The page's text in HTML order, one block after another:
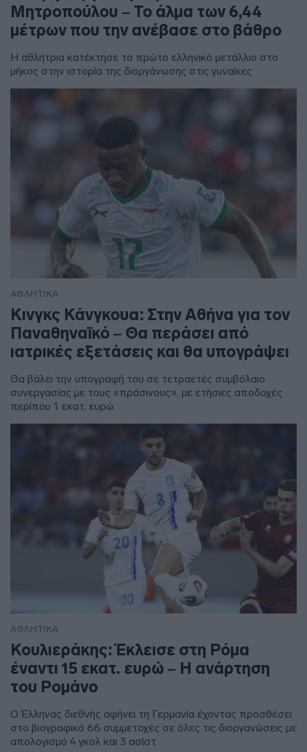
Μητροπούλου – Το άλμα των 6,44
μέτρων που την ανέβασε στο βάθρο
Η αθλήτρια κατέκτησε το πρώτο ελληνικό μετάλλιο στο
μήκος στην ιστορία της διοργάνωσης στις γυναίκες
ΑΘΛΗΤΙΚΑ
Κινγκς Κάνγκουα: Στην Αθήνα για τον
Παναθηναϊκό – Θα περάσει από
ιατρικές εξετάσεις και θα υπογράψει
Θα βάλει την υπογραφή του σε τετραετές συμβόλαιο
συνεργασίας με τους «πράσινους», με ετήσιες αποδοχές
περίπου 1 εκατ. ευρώ
ΑΘΛΗΤΙΚΑ
Κουλιεράκης: Έκλεισε στη Ρόμα
έναντι 15 εκατ. ευρώ – Η ανάρτηση
του Ρομάνο
Ο Έλληνας διεθνής αφήνει τη Γερμανία έχοντας προσθέσει
στο βιογραφικό 66 συμμετοχές σε όλες τις διοργανώσεις με
απολογισμό 4 γκολ και 3 ασίστ